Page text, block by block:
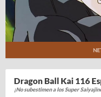
Dragon Ball Kai 116
¡No subestimen a los Super